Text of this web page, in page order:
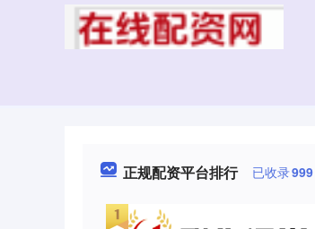
正规配资平台排行 已收录999